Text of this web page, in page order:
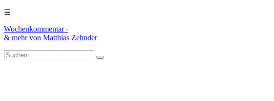
☰
Wochenkommentar -
& mehrvon Matthias Zehnder